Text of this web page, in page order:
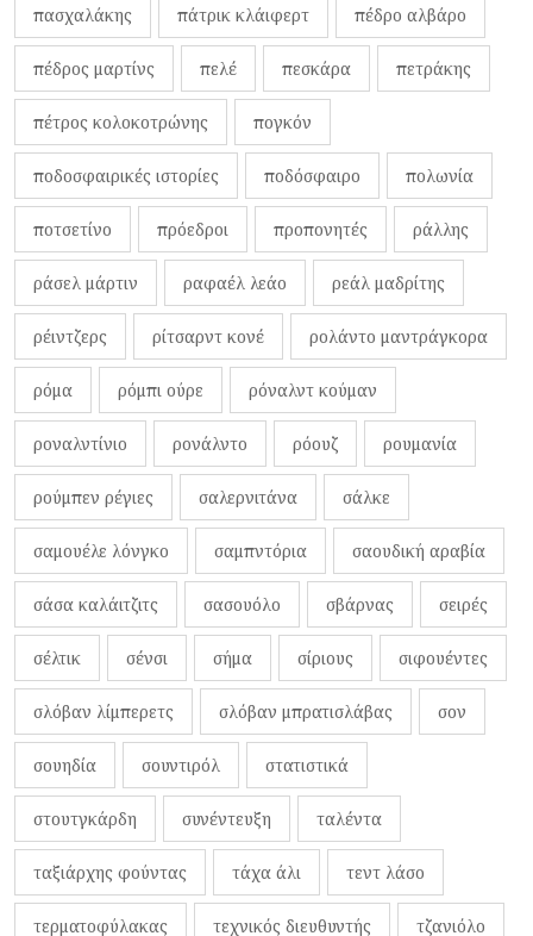
πασχαλάκης πάτρικ κλάιφερτ πέδρο αλβάρο
πέδρος μαρτίνς πελέ πεσκάρα πετράκης
πέτρος κολοκοτρώνης πογκόν
ποδοσφαιρικές ιστορίες ποδόσφαιρο πολωνία
ποτσετίνο πρόεδροι προπονητές ράλλης
ράσελ μάρτιν ραφαέλ λεάο ρεάλ μαδρίτης
ρέιντζερς ρίτσαρντ κονέ ρολάντο μαντράγκορα
ρόμα ρόμπι ούρε ρόναλντ κούμαν
ροναλντίνιο ρονάλντο ρόουζ ρουμανία
ρούμπεν ρέγιες σαλερνιτάνα σάλκε
σαμουέλε λόνγκο σαμπντόρια σαουδική αραβία
σάσα καλάιτζιτς σασουόλο σβάρνας σειρές
σέλτικ σένσι σήμα σίριους σιφουέντες
σλόβαν λίμπερετς σλόβαν μπρατισλάβας σον
σουηδία σουντιρόλ στατιστικά
στουτγκάρδη συνέντευξη ταλέντα
ταξιάρχης φούντας τάχα άλι τεντ λάσο
τερματοφύλακας τεχνικός διευθυντής τζανιόλο